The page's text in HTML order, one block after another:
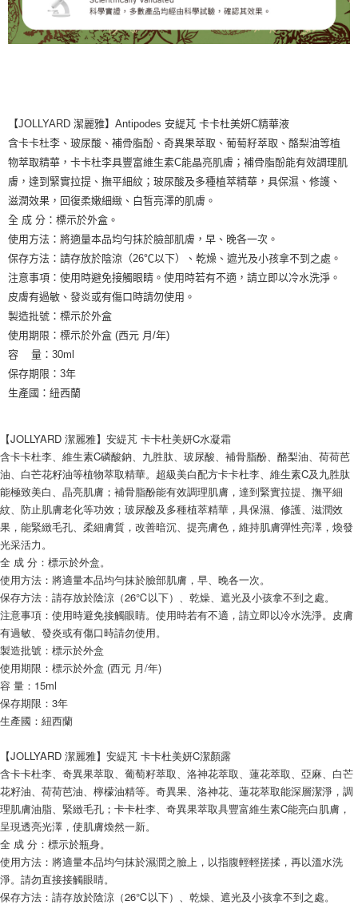
【JOLLYARD 潔麗雅】Antipodes 安緹芃 卡卡杜美妍C精華液
含卡卡杜李、玻尿酸、補骨脂酚、奇異果萃取、葡萄籽萃取、酪梨油等植
物萃取精華，卡卡杜李具豐富維生素C能晶亮肌膚；補骨脂酚能有效調理肌
膚，達到緊實拉提、撫平細紋；玻尿酸及多種植萃精華，具保濕、修護、
滋潤效果，回復柔嫩細緻、白皙亮澤的肌膚。
全 成 分：標示於外盒。
使用方法：將適量本品均勻抹於臉部肌膚，早、晚各一次。
保存方法：請存放於陰涼（26℃以下）、乾燥、遮光及小孩拿不到之處。
注意事項：使用時避免接觸眼睛。使用時若有不適，請立即以冷水洗淨。
皮膚有過敏、發炎或有傷口時請勿使用。
製造批號：標示於外盒
使用期限：標示於外盒 (西元 月/年)
容 量：30ml
保存期限：3年
生產國：紐西蘭
【JOLLYARD 潔麗雅】安緹芃 卡卡杜美妍C水凝霜
含卡卡杜李、維生素C磷酸鈉、九胜肽、玻尿酸、補骨脂酚、酪梨油、荷荷芭
油、白芒花籽油等植物萃取精華。超級美白配方卡卡杜李、維生素C及九胜肽
能極致美白、晶亮肌膚；補骨脂酚能有效調理肌膚，達到緊實拉提、撫平細
紋、防止肌膚老化等功效；玻尿酸及多種植萃精華，具保濕、修護、滋潤效
果，能緊緻毛孔、柔細膚質，改善暗沉、提亮膚色，維持肌膚彈性亮澤，煥發
光采活力。
全 成 分：標示於外盒。
使用方法：將適量本品均勻抹於臉部肌膚，早、晚各一次。
保存方法：請存放於陰涼（26℃以下）、乾燥、遮光及小孩拿不到之處。
注意事項：使用時避免接觸眼睛。使用時若有不適，請立即以冷水洗淨。皮膚
有過敏、發炎或有傷口時請勿使用。
製造批號：標示於外盒
使用期限：標示於外盒 (西元 月/年)
容 量：15ml
保存期限：3年
生產國：紐西蘭
【JOLLYARD 潔麗雅】安緹芃 卡卡杜美妍C潔顏露
含卡卡杜李、奇異果萃取、葡萄籽萃取、洛神花萃取、蓮花萃取、亞麻、白芒
花籽油、荷荷芭油、檸檬油精等。奇異果、洛神花、蓮花萃取能深層潔淨，調
理肌膚油脂、緊緻毛孔；卡卡杜李、奇異果萃取具豐富維生素C能亮白肌膚，
呈現透亮光澤，使肌膚煥然一新。
全 成 分：標示於瓶身。
使用方法：將適量本品均勻抹於濕潤之臉上，以指腹輕輕搓揉，再以溫水洗
淨。請勿直接接觸眼睛。
保存方法：請存放於陰涼（26℃以下）、乾燥、遮光及小孩拿不到之處。